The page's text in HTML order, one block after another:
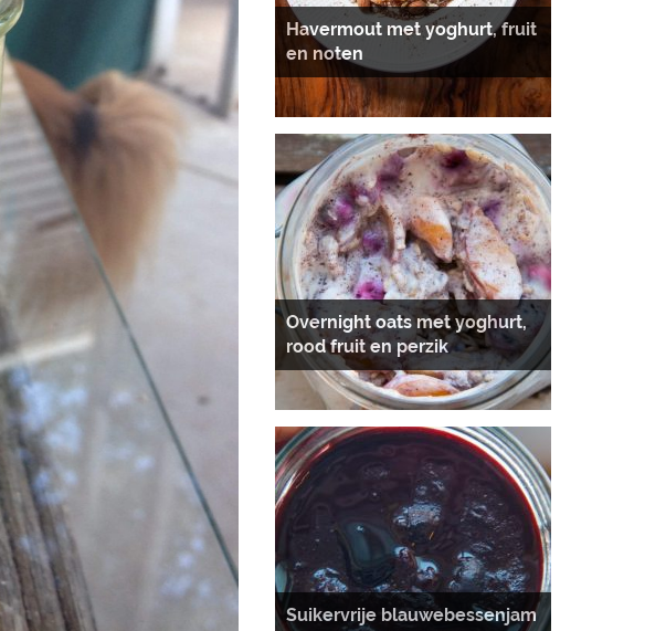
Havermout met yoghurt, fruit
en noten
Overnight oats met yoghurt,
rood fruit en perzik
Suikervrije blauwebessenjam